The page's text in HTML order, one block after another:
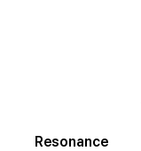
Resonance